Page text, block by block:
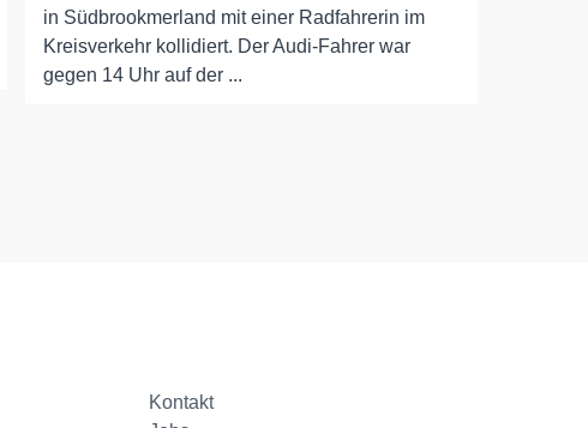
in Südbrookmerland mit einer Radfahrerin im
Kreisverkehr kollidiert. Der Audi-Fahrer war
gegen 14 Uhr auf der ...
Kontakt